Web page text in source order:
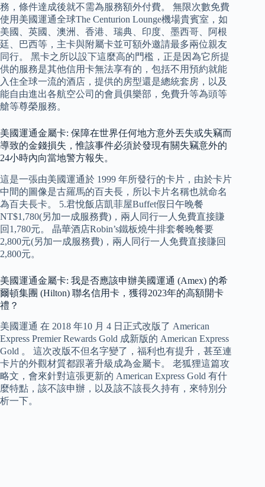
務，條件達成後就不需為服務額外付費。 無限次數免費
使用美國運通全球The Centurion Lounge機場貴賓室，如
美國、英國、澳洲、香港、瑞典、印度、墨西哥、阿根
廷、巴西等，主卡與附屬卡並可額外邀請最多兩位親友
同行。 黑卡之所以設下這麼高的門檻，正是因為它所提
供的服務是其他信用卡無法享有的，包括不用預約就能
入住全球一流的酒店，提供的房型還是總統套房，以及
能自由進出各航空公司的會員俱樂部，免費升等為頭等
艙等尊榮服務。
美國運通金屬卡: 保障在世界任何地方意外丟失或失竊而
導致的金錢損失，惟該事件必須於發現有關失竊意外的
24小時內向當地警方報失。
這是一張由美國運通於 1999 年所發行的卡片，由於卡片
中間的圖像是古羅馬的百夫長，所以卡片名稱也就命名
為百夫長卡。 5.君悅飯店凱菲屋Buffet假日午晚餐
NT$1,780(另加一成服務費)，兩人同行一人免費直接賺
回1,780元。 晶華酒店Robin’s鐵板燒牛排套餐晚餐要
2,800元(另加一成服務費)，兩人同行一人免費直接賺回
2,800元。
美國運通金屬卡: 我是否應該申辦美國運通 (Amex) 的希
爾頓集團 (Hilton) 聯名信用卡，獲得2023年的高額開卡
禮？
美國運通 在 2018 年10 月 4 日正式改版了 American
Express Premier Rewards Gold 成新版的 American Express
Gold 。 這次改版不但名字變了，福利也有提升，甚至連
卡片的外觀材質都跟著升級成為金屬卡。 老狐狸這篇攻
略文，會來針對這張更新的 American Express Gold 有什
麼特點，該不該申辦，以及該不該長久持有，來特別分
析一下。